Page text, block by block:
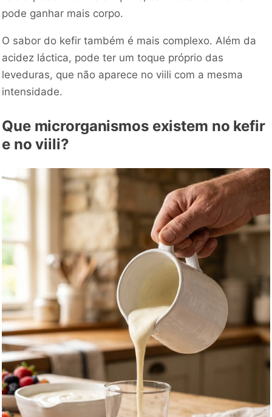
pode ganhar mais corpo.
O sabor do kefir também é mais complexo. Além da
acidez láctica, pode ter um toque próprio das
leveduras, que não aparece no viili com a mesma
intensidade.
Que microrganismos existem no kefir
e no viili?